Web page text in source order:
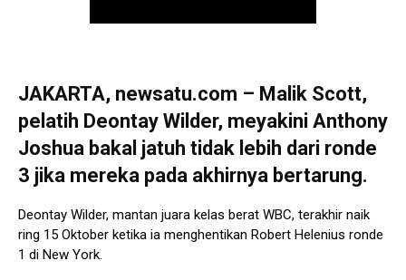
JAKARTA, newsatu.com – Malik Scott,
pelatih Deontay Wilder, meyakini Anthony
Joshua bakal jatuh tidak lebih dari ronde
3 jika mereka pada akhirnya bertarung.
Deontay Wilder, mantan juara kelas berat WBC, terakhir naik
ring 15 Oktober ketika ia menghentikan Robert Helenius ronde
1 di New York.